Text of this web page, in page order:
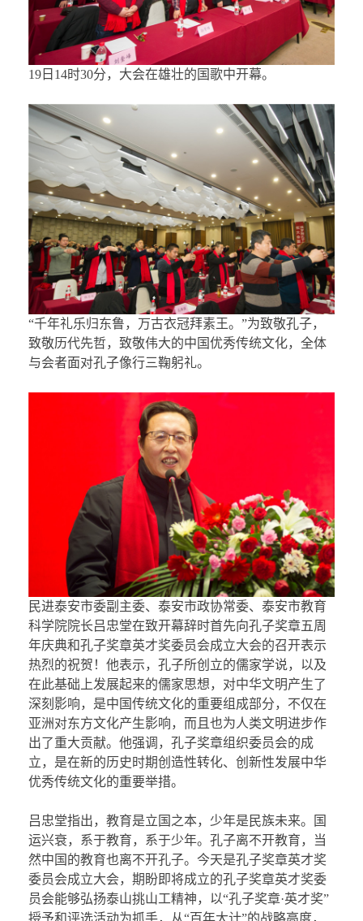
19日14时30分，大会在雄壮的国歌中开幕。
“千年礼乐归东鲁，万古衣冠拜素王。”为致敬孔子，
致敬历代先哲，致敬伟大的中国优秀传统文化，全体
与会者面对孔子像行三鞠躬礼。
民进泰安市委副主委、泰安市政协常委、泰安市教育
科学院院长吕忠堂在致开幕辞时首先向孔子奖章五周
年庆典和孔子奖章英才奖委员会成立大会的召开表示
热烈的祝贺！他表示，孔子所创立的儒家学说，以及
在此基础上发展起来的儒家思想，对中华文明产生了
深刻影响，是中国传统文化的重要组成部分，不仅在
亚洲对东方文化产生影响，而且也为人类文明进步作
出了重大贡献。他强调，孔子奖章组织委员会的成
立，是在新的历史时期创造性转化、创新性发展中华
优秀传统文化的重要举措。
吕忠堂指出，教育是立国之本，少年是民族未来。国
运兴衰，系于教育，系于少年。孔子离不开教育，当
然中国的教育也离不开孔子。今天是孔子奖章英才奖
委员会成立大会，期盼即将成立的孔子奖章英才奖委
员会能够弘扬泰山挑山工精神，以“孔子奖章·英才奖”
授予和评选活动为抓手，从“百年大计”的战略高度，